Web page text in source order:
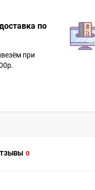
по
при
0